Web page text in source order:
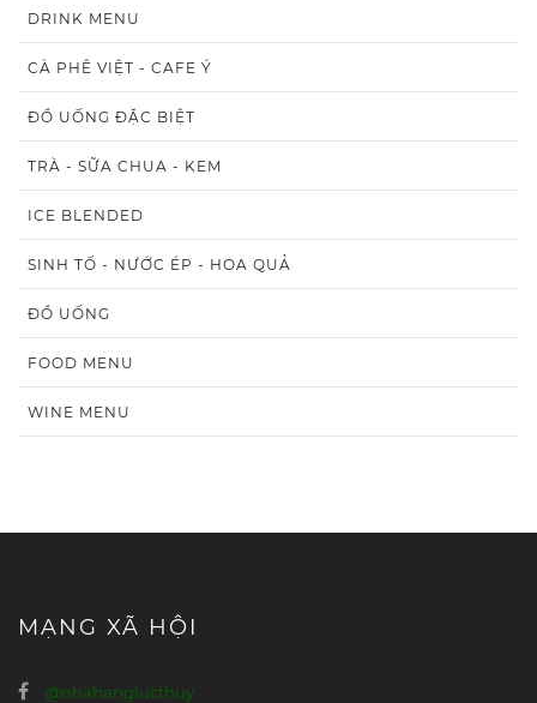
DRINK MENU
CÀ PHÊ VIỆT - CAFE Ý
ĐỒ UỐNG ĐẶC BIỆT
TRÀ - SỮA CHUA - KEM
ICE BLENDED
SINH TỐ - NƯỚC ÉP - HOA QUẢ
ĐỒ UỐNG
FOOD MENU
WINE MENU
MẠNG XÃ HỘI
@nhahanglucthuy